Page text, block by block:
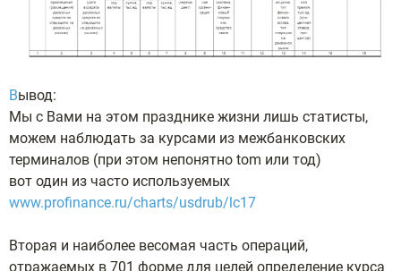
Вывод:
Мы с Вами на этом празднике жизни лишь статисты,
можем наблюдать за курсами из межбанковских
терминалов (при этом непонятно tom или тод)
вот один из часто используемых
www.profinance.ru/charts/usdrub/lc17
Вторая и наиболее весомая часть операций,
отражаемых в 701 форме для целей определение курса